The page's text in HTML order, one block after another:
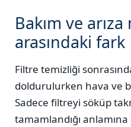
Bakım ve
arasındaki fark
Filtre temizliği
doldurulurken hava ve
Sadece filtreyi söküp
tamamlandığı